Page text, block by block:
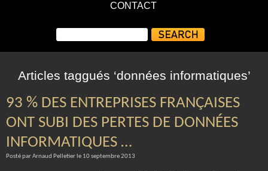
CONTACT
Articles taggués ‘données informatiques’
93 % DES ENTREPRISES FRANÇAISES
ONT SUBI DES PERTES DE DONNÉES
INFORMATIQUES …
Posté par Arnaud Pelletier le 10 septembre 2013